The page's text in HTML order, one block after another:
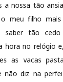
a nossa tão
meu filho
saber tão
hora no relógio
as vacas
não diz na